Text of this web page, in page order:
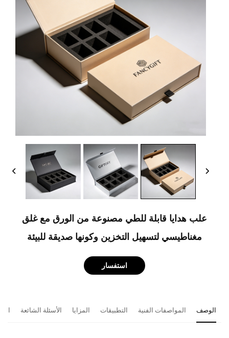
علب هدايا قابلة للطي مصنوعة من الورق مع غلق
مغناطيسي لتسهيل التخزين وكونها صديقة للبيئة
استفسار
الوصف المواصفات الفنية التطبيقات المزايا الأسئلة الشائعة